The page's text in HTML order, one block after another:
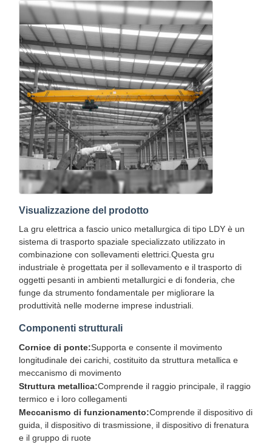
Pace
Attrezzatura di trasporto
Dispositivi di sollevamento
Accessori per gru
Visualizzazione del prodotto
La gru elettrica a fascio unico metallurgica di tipo LDY è un
sistema di trasporto spaziale specializzato utilizzato in
combinazione con sollevamenti elettrici.Questa gru
industriale è progettata per il sollevamento e il trasporto di
oggetti pesanti in ambienti metallurgici e di fonderia, che
funge da strumento fondamentale per migliorare la
produttività nelle moderne imprese industriali.
Componenti strutturali
Cornice di ponte:Supporta e consente il movimento
longitudinale dei carichi, costituito da struttura metallica e
meccanismo di movimento
Struttura metallica:Comprende il raggio principale, il raggio
termico e i loro collegamenti
Meccanismo di funzionamento:Comprende il dispositivo di
guida, il dispositivo di trasmissione, il dispositivo di frenatura
e il gruppo di ruote